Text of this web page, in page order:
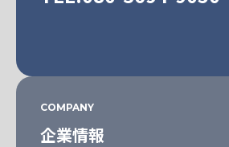
COMPANY
企業情報